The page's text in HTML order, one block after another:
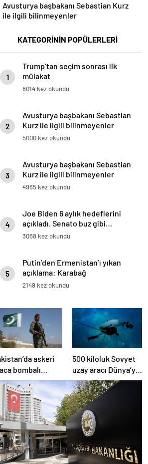
Avusturya başbakanı Sebastian Kurz
ile ilgili bilinmeyenler
KATEGORİNİN POPÜLERLERİ
1
Trump’tan seçim sonrası ilk
mülakat
8014 kez okundu
2
Avusturya başbakanı Sebastian
Kurz ile ilgili bilinmeyenler
5000 kez okundu
3
Avusturya başbakanı Sebastian
Kurz ile ilgili bilinmeyenler
4965 kez okundu
4
Joe Biden 6 aylık hedeflerini
açıkladı. Senato buz gibi…
3058 kez okundu
5
Putin’den Ermenistan’ı yıkan
açıklama: Karabağ
Azerbaycan’ın ayrılmaz bir
2149 kez okundu
askeri
bombalı
düzenlendi
500 kiloluk Sovyet
uzay aracı Dünya’ya
düşüyor: Türkiye de
risk altında